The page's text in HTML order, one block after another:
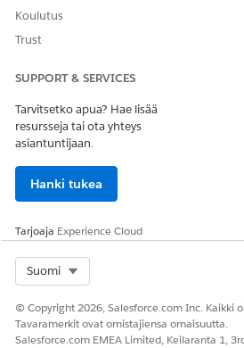
Koulutus
Trust
SUPPORT & SERVICES
Tarvitsetko apua? Hae lisää
resursseja tai ota yhteys
asiantuntijaan.
Hanki tukea
Tarjoaja Experience Cloud
Suomi
© Copyright 2026, Salesforce.com Inc. Kaikki
Tavaramerkit ovat omistajiensa omaisuutta.
Salesforce.com EMEA Limited, Keilaranta 1,